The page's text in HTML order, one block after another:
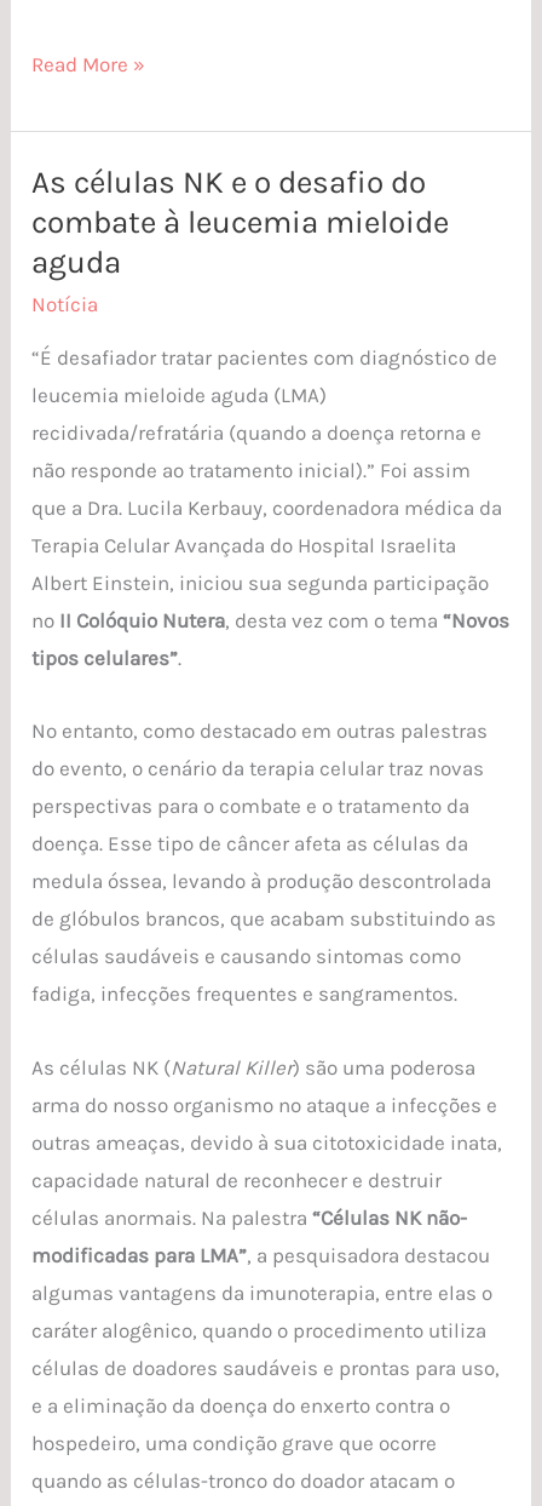
Read More »
As células NK e o desafio do
combate à leucemia mieloide
aguda
Notícia
“É desafiador tratar pacientes com diagnóstico de
leucemia mieloide aguda (LMA)
recidivada/refratária (quando a doença retorna e
não responde ao tratamento inicial).” Foi assim
que a Dra. Lucila Kerbauy, coordenadora médica da
Terapia Celular Avançada do Hospital Israelita
Albert Einstein, iniciou sua segunda participação
no II Colóquio Nutera, desta vez com o tema“Novos
tipos celulares”.
No entanto, como destacado em outras palestras
do evento, o cenário da terapia celular traz novas
perspectivas para o combate e o tratamento da
doença. Esse tipo de câncer afeta as células da
medula óssea, levando à produção descontrolada
de glóbulos brancos, que acabam substituindo as
células saudáveis e causando sintomas como
fadiga, infecções frequentes e sangramentos.
As células NK (Natural Killer) são uma poderosa
arma do nosso organismo no ataque a infecções e
outras ameaças, devido à sua citotoxicidade inata,
capacidade natural de reconhecer e destruir
células anormais. Na palestra“Células NK não-
modificadas para LMA”, a pesquisadora destacou
algumas vantagens da imunoterapia, entre elas o
caráter alogênico, quando o procedimento utiliza
células de doadores saudáveis e prontas para uso,
e a eliminação da doença do enxerto contra o
hospedeiro, uma condição grave que ocorre
quando as células-tronco do doador atacam o
As
células
NK
e
desafio
do
combate
à
leucemia
mieloide
aguda